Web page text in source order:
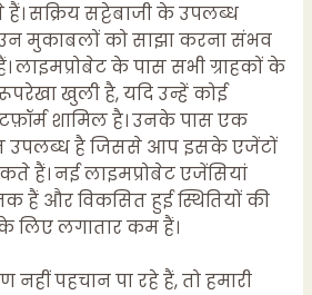
सक्रिय सट्टेबाजी के उपलब्ध
मुकाबलों को साझा करना संभव
लाइमप्रोबेट के पास सभी ग्राहकों के
खुली है, यदि उन्हें कोई
शामिल है। उनके पास एक
उपलब्ध है जिससे आप इसके एजेंटों
हैं। नई लाइमप्रोबेट एजेंसियां
हैं और विकसित हुई स्थितियों की
लिए लगातार कम हैं।
पहचान पा रहे हैं, तो हमारी